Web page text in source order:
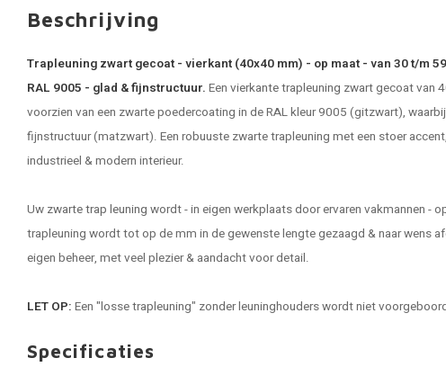
Beschrijving
Trapleuning zwart gecoat - vierkant (40x40 mm) - op maat - van 30 t/m
RAL 9005 - glad & fijnstructuur. Een vierkante trapleuning zwartgecoat van
voorzien van een zwarte poedercoating in de RAL kleur 9005 (gitzwart),
fijnstructuur (matzwart). Een robuuste zwarte trapleuning met een stoer
industrieel & modern interieur.
Uw zwarte trap leuning wordt - in eigen werkplaats door ervaren vakmannen -
trapleuning wordt tot op de mm in de gewenste lengte gezaagd & naar wens
eigen beheer, met veel plezier & aandacht voor detail.
LET OP: Een "losse trapleuning" zonder leuninghouders wordt niet
Specificaties